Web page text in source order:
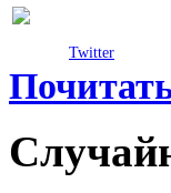
Twitter